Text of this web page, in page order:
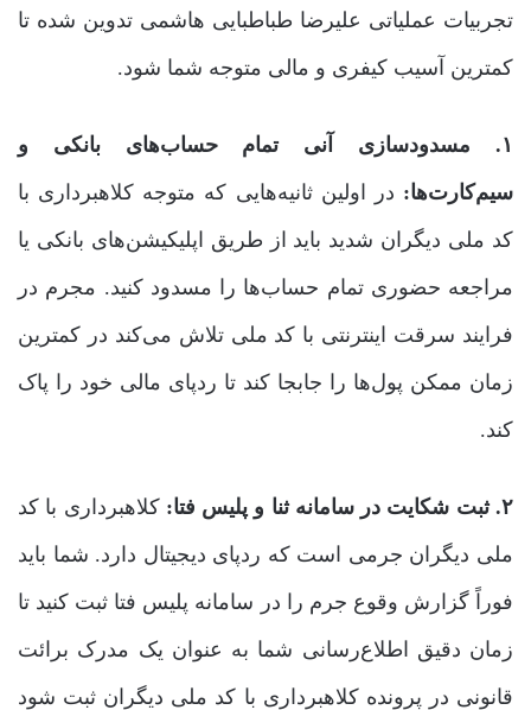
تجربیات عملیاتی علیرضا طباطبایی هاشمی تدوین شده تا
کمترین آسیب کیفری و مالی متوجه شما شود.
۱. مسدودسازی آنی تمام حساب‌های بانکی و
سیم‌کارت‌ها: در اولین ثانیه‌هایی که متوجه کلاهبرداری با
کد ملی دیگران شدید باید از طریق اپلیکیشن‌های بانکی یا
مراجعه حضوری تمام حساب‌ها را مسدود کنید. مجرم در
فرایند سرقت اینترنتی با کد ملی تلاش می‌کند در کمترین
زمان ممکن پول‌ها را جابجا کند تا ردپای مالی خود را پاک
کند.
۲. ثبت شکایت در سامانه ثنا و پلیس فتا:
کلاهبرداری با کد
ملی دیگران جرمی است که ردپای دیجیتال دارد. شما باید
فوراً گزارش وقوع جرم را در سامانه پلیس فتا ثبت کنید تا
زمان دقیق اطلاع‌رسانی شما به عنوان یک مدرک برائت
قانونی در پرونده کلاهبرداری با کد ملی دیگران ثبت شود